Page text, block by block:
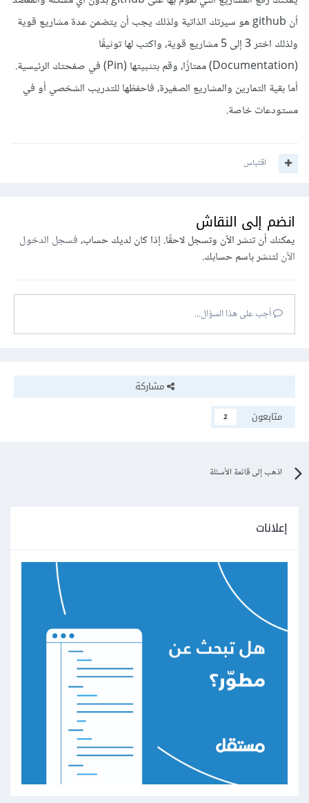
أن github هو سيرتك الذاتية ولذلك يجب أن يتضمن عدة مشاريع قوية
ولذلك اختر 3 إلى 5 مشاريع قوية، واكتب لها توثيقًا
(Documentation) ممتازًا، وقم بتثبيتها (Pin) في صفحتك الرئيسية.
أما بقية التمارين والمشاريع الصغيرة، فاحفظها للتدريب الشخصي أو في
مستودعات خاصة.
اقتباس
انضم إلى النقاش
يمكنك أن تنشر الآن وتسجل لاحقًا. إذا كان لديك حساب،فسجل الدخول
الآنلتنشر باسم حسابك.
أجب على هذا السؤال...
مشاركة
متابعون
2
اذهب إلى قائمة الأسئلة
إعلانات